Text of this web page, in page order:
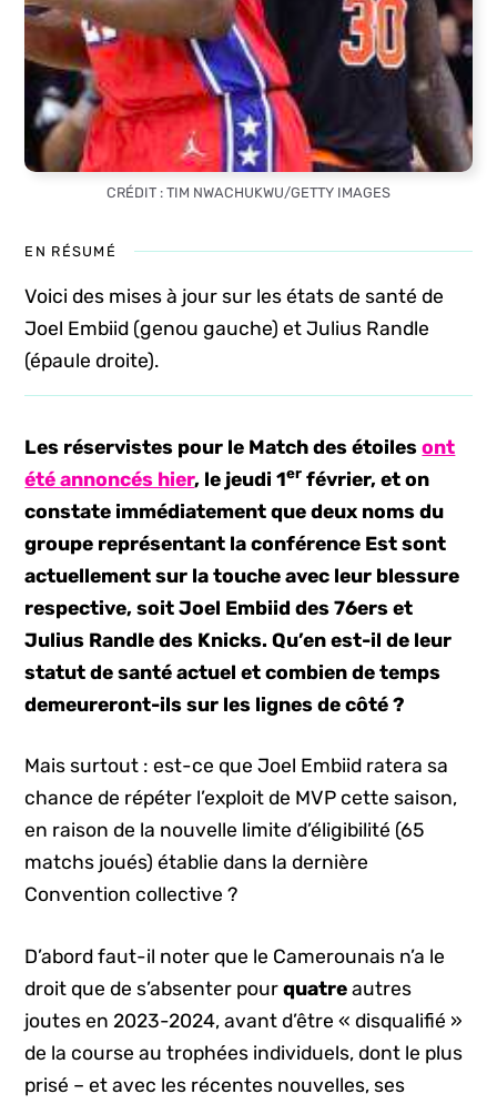
CRÉDIT : TIM NWACHUKWU/GETTY IMAGES
EN RÉSUMÉ
Voici des mises à jour sur les états de santé de
Joel Embiid (genou gauche) et Julius Randle
(épaule droite).
Les réservistes pour le Match des étoilesont
été annoncés hier, le jeudi 1er février, et on
constate immédiatement que deux noms du
groupe représentant la conférence Est sont
actuellement sur la touche avec leur blessure
respective, soit Joel Embiid des 76ers et
Julius Randle des Knicks. Qu’en est-il de leur
statut de santé actuel et combien de temps
demeureront-ils sur les lignes de côté ?
Mais surtout : est-ce que Joel Embiid ratera sa
chance de répéter l’exploit de MVP cette saison,
en raison de la nouvelle limite d’éligibilité (65
matchs joués) établie dans la dernière
Convention collective ?
D’abord faut-il noter que le Camerounais n’a le
droit que de s’absenter pourquatreautres
joutes en 2023-2024, avant d’être « disqualifié »
de la course au trophées individuels, dont le plus
prisé – et avec les récentes nouvelles, ses